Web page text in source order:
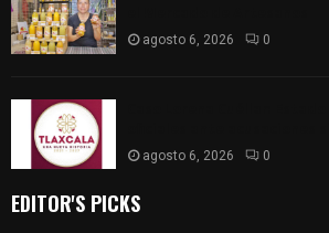
agosto 6, 2026 0
agosto 6, 2026 0
EDITOR'S PICKS